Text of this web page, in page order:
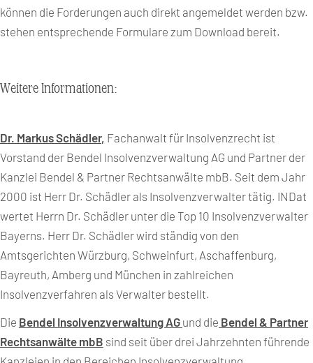
können die Forderungen auch direkt angemeldet werden bzw.
stehen entsprechende Formulare zum Download bereit.
Weitere Informationen:
Dr. Markus Schädler, Fachanwalt für Insolvenzrecht ist
Vorstand der Bendel Insolvenzverwaltung AG und Partner der
Kanzlei Bendel & Partner Rechtsanwälte mbB. Seit dem Jahr
2000 ist Herr Dr. Schädler als Insolvenzverwalter tätig. INDat
wertet Herrn Dr. Schädler unter die Top 10 Insolvenzverwalter
Bayerns. Herr Dr. Schädler wird ständig von den
Amtsgerichten Würzburg, Schweinfurt, Aschaffenburg,
Bayreuth, Amberg und München in zahlreichen
Insolvenzverfahren als Verwalter bestellt.
Die Bendel Insolvenzverwaltung AG und die Bendel & Partner
Rechtsanwälte mbB sind seit über drei Jahrzehnten führende